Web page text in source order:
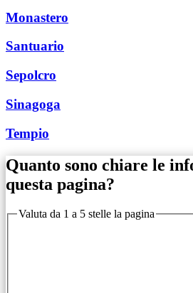
Monastero
Santuario
Sepolcro
Sinagoga
Tempio
Quanto sono chiare le
questa pagina?
Valuta da 1 a 5 stelle la pagina